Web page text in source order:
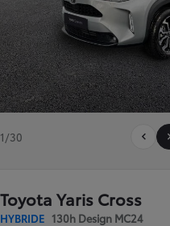
1/30
Toyota Yaris Cross
HYBRIDE 130h Design MC24